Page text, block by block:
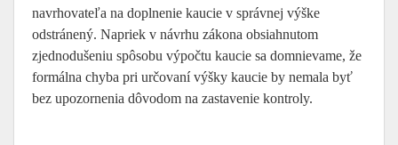
navrhovateľa na doplnenie kaucie v správnej výške
odstránený. Napriek v návrhu zákona obsiahnutom
zjednodušeniu spôsobu výpočtu kaucie sa domnievame, že
formálna chyba pri určovaní výšky kaucie by nemala byť
bez upozornenia dôvodom na zastavenie kontroly.